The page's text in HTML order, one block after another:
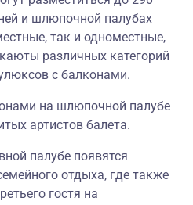
и шлюпочной палубах
так и одноместные,
различных категорий
с балконами.
на шлюпочной палубе
артистов балета.
палубе появятся
отдыха, где также
гостя на